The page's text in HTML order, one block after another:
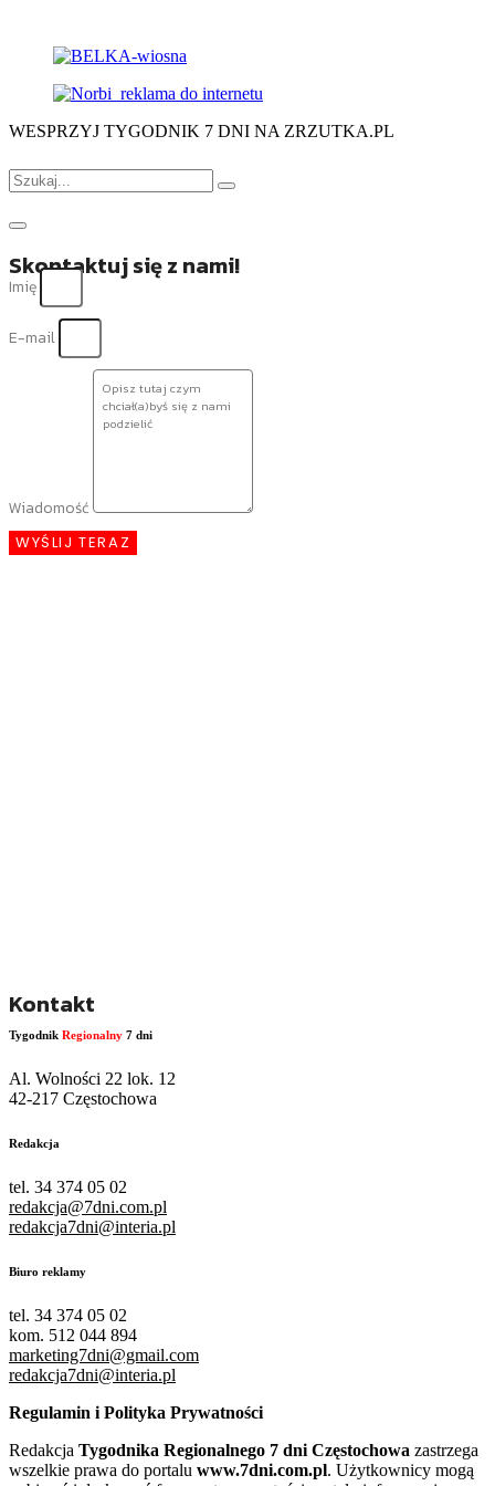
WESPRZYJ TYGODNIK 7 DNI NA ZRZUTKA.PL
Skontaktuj się z nami!
Imię
E-mail
Wiadomość
WYŚLIJ TERAZ
Kontakt
Tygodnik Regionalny 7 dni
Al. Wolności 22 lok. 12
42-217 Częstochowa
Redakcja
tel. 34 374 05 02
redakcja@7dni.com.pl
redakcja7dni@interia.pl
Biuro reklamy
tel. 34 374 05 02
kom. 512 044 894
marketing7dni@gmail.com
redakcja7dni@interia.pl
Regulamin i Polityka Prywatności
Redakcja Tygodnika Regionalnego 7 dni Częstochowa zastrzega
wszelkie prawa do portalu www.7dni.com.pl. Użytkownicy mogą